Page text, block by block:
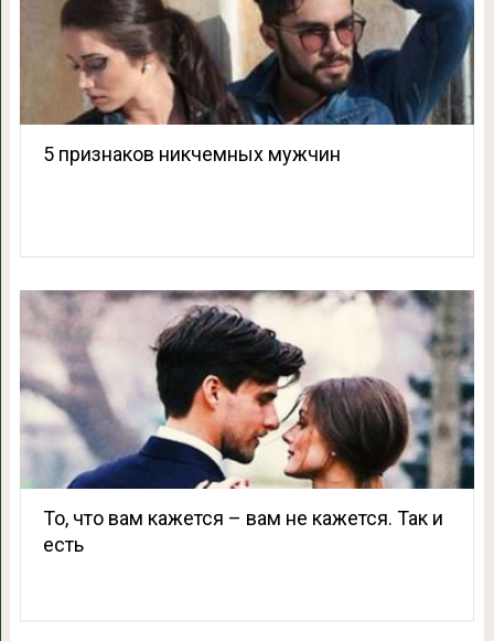
5 признаков никчемных мужчин
То, что вам кажется – вам не кажется. Так и
есть